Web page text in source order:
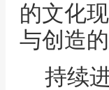
的文化
与创造
持续